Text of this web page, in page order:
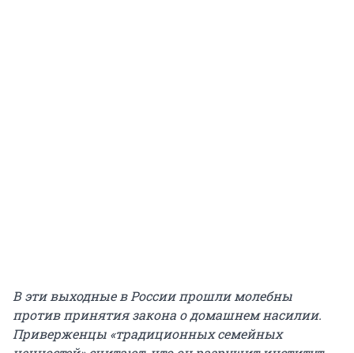
В эти выходные в России прошли молебны
против принятия закона о домашнем насилии.
Приверженцы «традиционных семейных